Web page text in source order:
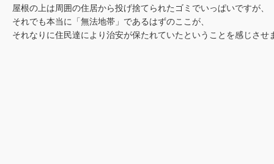
屋根の上は周囲の住居から投げ捨てられたゴミでいっぱいですが、
それでも本当に「無法地帯」であるはずのここが、
それなりに住民達により治安が保たれていたということを感じさせ